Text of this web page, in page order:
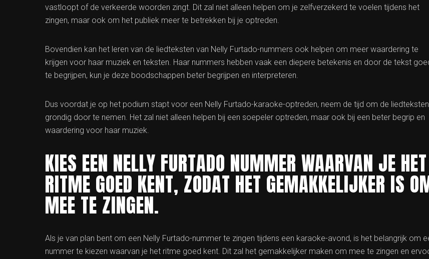
vastloopt of de verkeerde woorden zingt. Dit zal niet alleen helpen om je zelfverzekerd te voelen tijdens het
zingen, maar ook om het publiek meer te betrekken bij je optreden.
Bovendien kan het leren van de liedteksten van Nelly Furtado-nummers ook helpen om meer waardering te
krijgen voor haar muziek en teksten. Haar nummers hebben vaak een diepere betekenis en door de tekst
te begrijpen, kun je deze boodschappen beter begrijpen en interpreteren.
Dus voordat je op het podium stapt voor een Nelly Furtado-karaoke-optreden, neem de tijd om de liedteksten
grondig door te nemen. Het zal niet alleen helpen bij een soepeler optreden, maar ook bij een beter begrip en
waardering voor haar muziek.
KIES EEN NELLY FURTADO NUMMER WAARVAN JE HET
RITME GOED KENT, ZODAT HET GEMAKKELIJKER IS
MEE TE ZINGEN.
Als je van plan bent om een Nelly Furtado-nummer te zingen tijdens een karaoke-avond, is het belangrijk om
nummer te kiezen waarvan je het ritme goed kent. Dit zal het gemakkelijker maken om mee te zingen en